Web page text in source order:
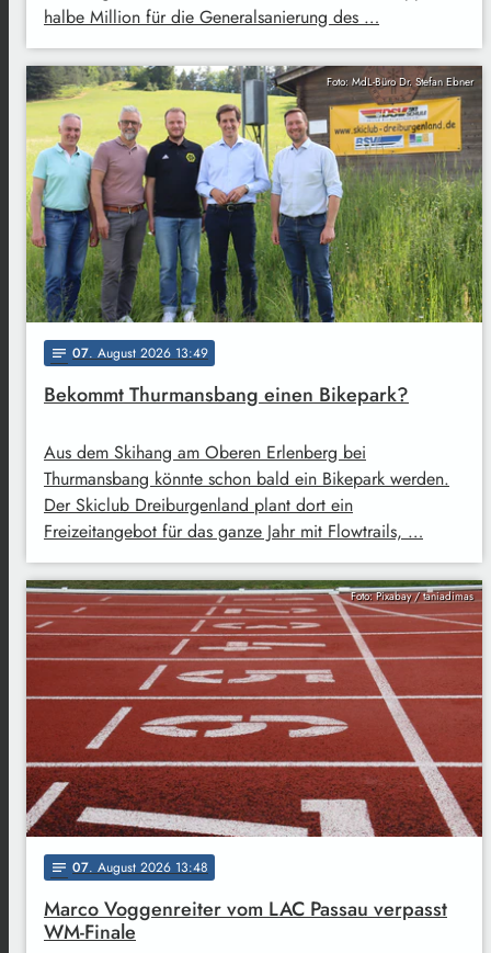
halbe Million für die Generalsanierung des …
Foto: MdL-Büro Dr. Stefan Ebner
notes 07. August 2026 13:49
Bekommt Thurmansbang einen Bikepark?
Aus dem Skihang am Oberen Erlenberg bei
Thurmansbang könnte schon bald ein Bikepark werden.
Der Skiclub Dreiburgenland plant dort ein
Freizeitangebot für das ganze Jahr mit Flowtrails, …
Foto: Pixabay / taniadimas
notes 07. August 2026 13:48
Marco Voggenreiter vom LAC Passau verpasst
WM-Finale